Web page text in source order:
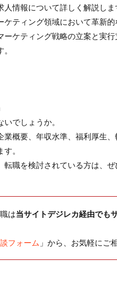
情報について詳しく解説しま
ティング領域において革新
ケティング戦略の立案と実行
でしょうか。
概要、年収水準、福利厚生
。
職を検討されている方は、ぜ
は当サイトデジレカ経由でも
フォーム 」から、お気軽にご